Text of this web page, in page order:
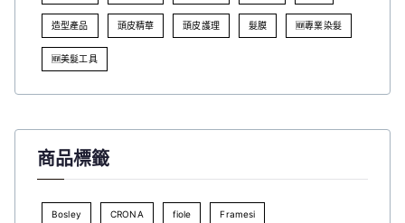
造型產品 頭皮精華 頭皮護理 髮膜 🆕專業染髮
🆕美髮工具
商品標籤
Bosley CRONA fiole Framesi